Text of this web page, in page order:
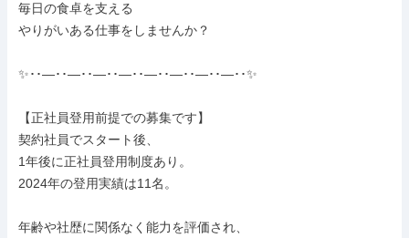
毎日の食卓を支える
やりがいある仕事をしませんか？
✨･･―･･―･･―･･―･･―･･―･･―･･―･･✨
【正社員登用前提での募集です】
契約社員でスタート後、
1年後に正社員登用制度あり。
2024年の登用実績は11名。
年齢や社歴に関係なく能力を評価され、